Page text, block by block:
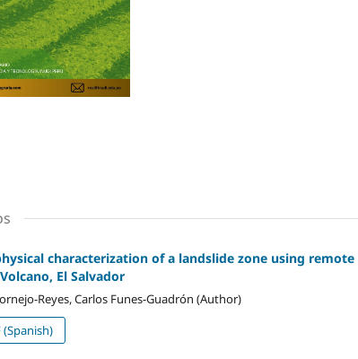
characterization of a landslide zone using
El Salvador
Reyes, Carlos Funes-Guadrón (Author)
(Spanish)